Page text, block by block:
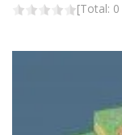
[Total: 0